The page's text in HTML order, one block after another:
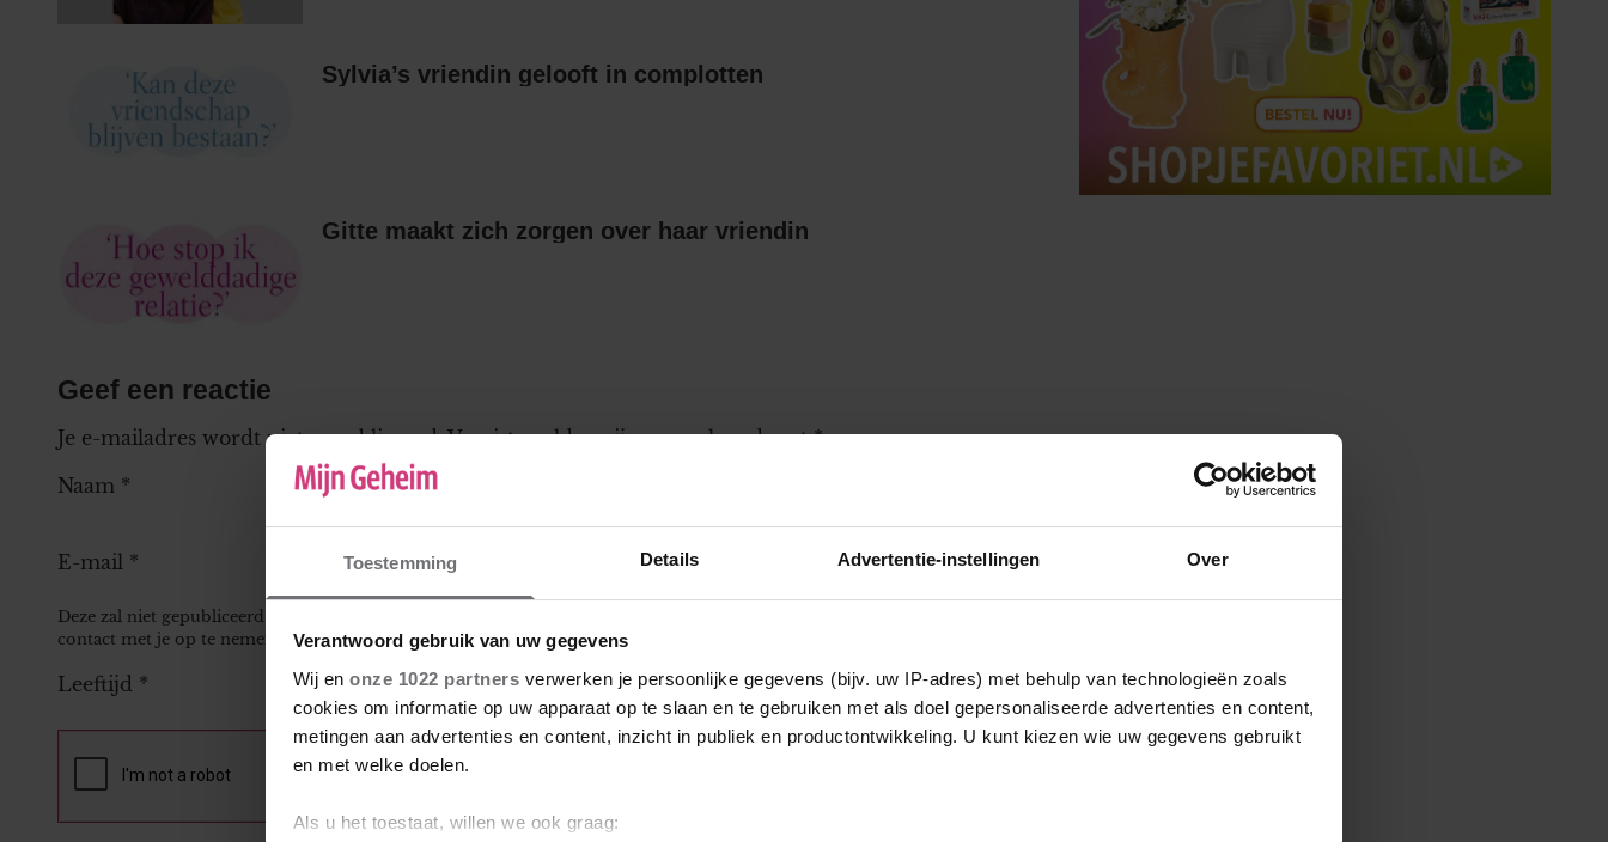
Toestemming Details Advertentie-instellingen Over
Verantwoord gebruik van uw gegevens
Wij en onze 1022 partners verwerken je persoonlijke gegevens (bijv. uw IP-adres) met behulp van technologieën zoals
cookies om informatie op uw apparaat op te slaan en te gebruiken met als doel gepersonaliseerde advertenties en content,
metingen aan advertenties en content, inzicht in publiek en productontwikkeling. U kunt kiezen wie uw gegevens gebruikt
en met welke doelen.
Als u het toestaat, willen we ook graag:
Sylvia’s vriendin gelooft in complotten
Gitte maakt zich zorgen over haar vriendin
Geef een reactie
Je e-mailadres wordt niet gepubliceerd. Vereiste velden zijn gemarkeerd met*
Naam *
E-mail *
Deze zal niet gepubliceerd worden bij je reactie, maar kan worden gebruikt door de redactie om
contact met je op te nemen.
Leeftijd *